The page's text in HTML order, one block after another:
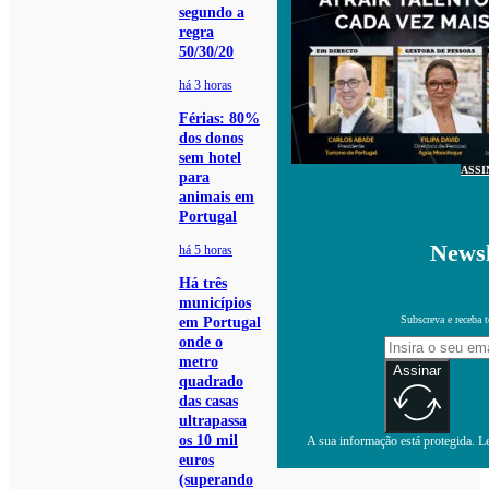
segundo a
regra
50/30/20
há 3 horas
Férias: 80%
dos donos
sem hotel
para
animais em
Portugal
há 5 horas
Há três
municípios
em Portugal
onde o
metro
quadrado
das casas
ultrapassa
os 10 mil
euros
(superando
Subscreva e receba
Assinar
A sua informação está protegida.